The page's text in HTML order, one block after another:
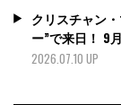
クリスチャン
ー”で来日！ 9
2026.07.10 UP